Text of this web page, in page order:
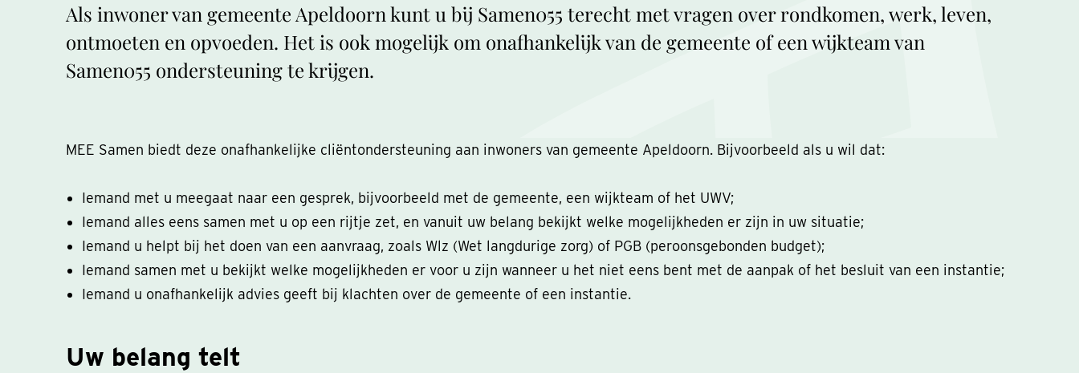
Als inwoner van gemeente Apeldoorn kunt u bij Samen055 terecht met vragen over rondkomen, werk, leven,
ontmoeten en opvoeden. Het is ook mogelijk om onafhankelijk van de gemeente of een wijkteam van
Samen055 ondersteuning te krijgen.
MEE Samen biedt deze onafhankelijke cliëntondersteuning aan inwoners van gemeente Apeldoorn. Bijvoorbeeld als u wil dat:
Iemand met u meegaat naar een gesprek, bijvoorbeeld met de gemeente, een wijkteam of het UWV;
Iemand alles eens samen met u op een rijtje zet, en vanuit uw belang bekijkt welke mogelijkheden er zijn in uw situatie;
Iemand u helpt bij het doen van een aanvraag, zoals Wlz (Wet langdurige zorg) of PGB (peroonsgebonden budget);
Iemand samen met u bekijkt welke mogelijkheden er voor u zijn wanneer u het niet eens bent met de aanpak of het besluit van een instantie;
Iemand u onafhankelijk advies geeft bij klachten over de gemeente of een instantie.
Uw belang telt